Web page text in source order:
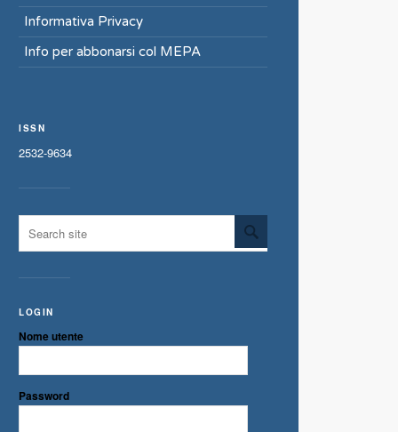
Informativa Privacy
Info per abbonarsi col MEPA
ISSN
2532-9634
LOGIN
Nome utente
Password